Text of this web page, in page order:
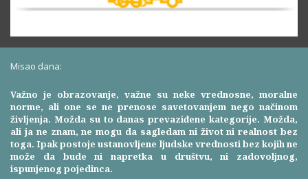
Misao dana:
Važno je obrazovanje, važne su neke vrednosne, moralne
norme, ali one se ne prenose savetovanjem nego načinom
življenja. Možda su to danas prevaziđene kategorije. Možda,
ali ja ne znam, ne mogu da sagledam ni život ni realnost bez
toga. Ipak postoje ustanovljene ljudske vrednosti bez kojih ne
može da bude ni napretka u društvu, ni zadovoljnog,
ispunjenog pojedinca.